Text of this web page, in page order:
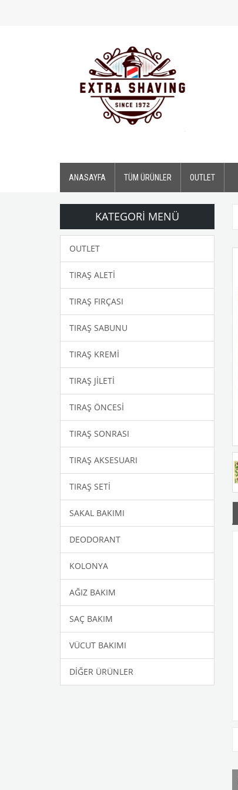
ANASAYFA TÜM ÜRÜNLER OUTLET
KATEGORI MENÜ
OUTLET
TIRAŞ ALETİ
TIRAŞ FIRÇASI
TIRAŞ SABUNU
TIRAŞ KREMİ
TIRAŞ JİLETİ
TIRAŞ ÖNCESİ
TIRAŞ SONRASI
TIRAŞ AKSESUARI
TIRAŞ SETİ
SAKAL BAKIMI
DEODORANT
KOLONYA
AĞIZ BAKIM
SAÇ BAKIM
VÜCUT BAKIMI
DİĞER ÜRÜNLER